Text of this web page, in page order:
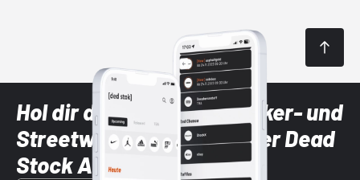
Hol dir die neuesten Sneaker- und
Streetwear-Brands mit der Dead
Stock App